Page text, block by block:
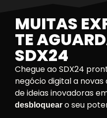
MUITAS
TE
SDX24
Chegue ao SDX24
negócio digital a
de ideias inovadoras
desbloquear o seu